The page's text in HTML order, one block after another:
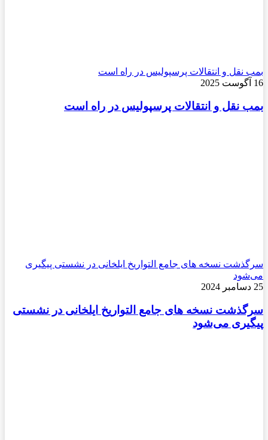
بمب نقل و انتقالات پرسپولیس در راه است
16 آگوست 2025
بمب نقل و انتقالات پرسپولیس در راه است
سرگذشت نسخه های جامع التواریخ ایلخانی در نشستی پیگیری
می‌شود
25 دسامبر 2024
سرگذشت نسخه های جامع التواریخ ایلخانی در نشستی
پیگیری می‌شود